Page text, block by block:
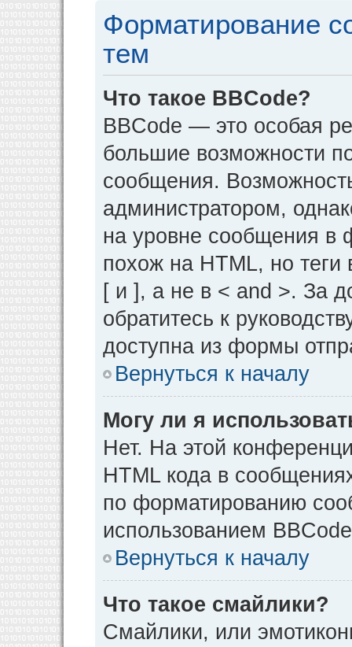
Форматирование
тем
Что такое BBCode?
BBCode — это особая
большие возможности
сообщения.
администратором,
на уровне сообщения в
похож на HTML, но теги
[ и ], а не в < and >. За
обратитесь к
доступна из формы
Вернуться к началу
Могу ли я
Нет. На этой
HTML кода в
по форматированию
использованием
Вернуться к началу
Что такое смайлики?
Смайлики, или